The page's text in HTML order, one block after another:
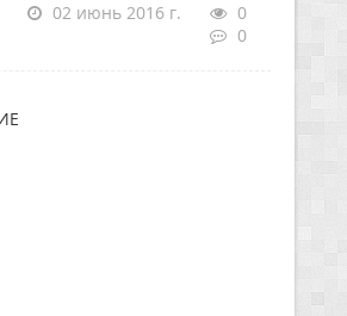
02 июнь 2016 г.
0
0